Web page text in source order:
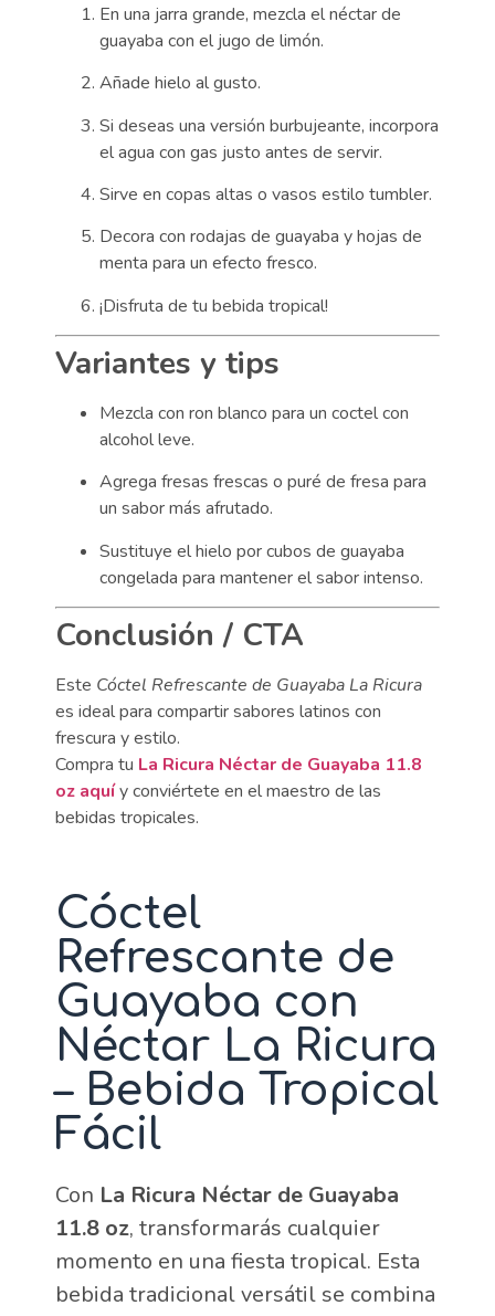
En una jarra grande, mezcla el néctar de
guayaba con el jugo de limón.
Añade hielo al gusto.
Si deseas una versión burbujeante, incorpora
el agua con gas justo antes de servir.
Sirve en copas altas o vasos estilo tumbler.
Decora con rodajas de guayaba y hojas de
menta para un efecto fresco.
¡Disfruta de tu bebida tropical!
Variantes y tips
Mezcla con ron blanco para un coctel con
alcohol leve.
Agrega fresas frescas o puré de fresa para
un sabor más afrutado.
Sustituye el hielo por cubos de guayaba
congelada para mantener el sabor intenso.
Conclusión / CTA
Este Cóctel Refrescante de Guayaba La Ricura
es ideal para compartir sabores latinos con
frescura y estilo.
Compra tu La Ricura Néctar de Guayaba 11.8
oz aquíy conviértete en el maestro de las
bebidas tropicales.
Cóctel
Refrescante de
Guayaba con
Néctar La Ricura
– Bebida Tropical
Fácil
Con La Ricura Néctar de Guayaba
11.8 oz, transformarás cualquier
momento en una fiesta tropical. Esta
bebida tradicional versátil se combina